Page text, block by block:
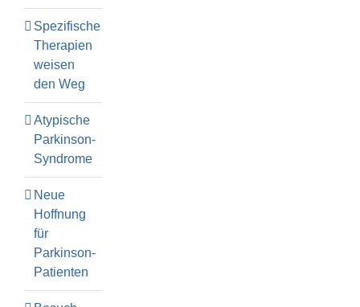
Spezifische
Therapien
weisen
den Weg
Atypische
Parkinson-
Syndrome
Neue
Hoffnung
für
Parkinson-
Patienten